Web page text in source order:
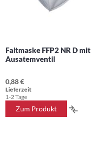
Faltmaske FFP2 NR D mit
Ausatemventil
0,88 €
Lieferzeit
1-2 Tage
Zum Produkt